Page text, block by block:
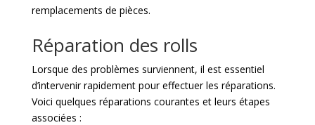
remplacements de pièces.
Réparation des rolls
Lorsque des problèmes surviennent, il est essentiel
d’intervenir rapidement pour effectuer les réparations.
Voici quelques réparations courantes et leurs étapes
associées :